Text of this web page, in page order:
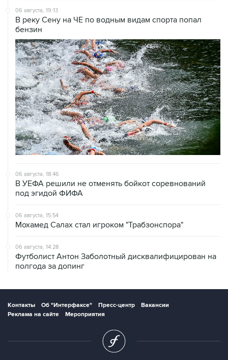
06 августа, 19:13
В реку Сену на ЧЕ по водным видам спорта попал
бензин
06 августа, 18:46
В УЕФА решили не отменять бойкот соревнований
под эгидой ФИФА
06 августа, 15:54
Мохамед Салах стал игроком "Трабзонспора"
06 августа, 14:28
Футболист Антон Заболотный дисквалифицирован на
полгода за допинг
Контакты Об "Интерфаксе" Пресс-центр
Вакансии
Реклама на сайте
Мероприятия